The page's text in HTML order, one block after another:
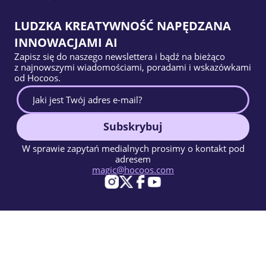
LUDZKA KREATYWNOŚĆ NAPĘDZANA
INNOWACJAMI AI
Zapisz się do naszego newslettera i bądź na bieżąco
z najnowszymi wiadomościami, poradami i wskazówkami
od Hocoos.
Subskrybuj
W sprawie zapytań medialnych prosimy o kontakt pod
adresem
magic@hocoos.com